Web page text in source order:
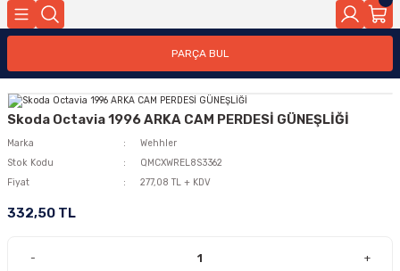
PARÇA BUL
Skoda Octavia 1996 ARKA CAM PERDESİ GÜNEŞLİĞİ
Marka
Wehhler
Stok Kodu
QMCXWREL8S3362
Fiyat
277,08 TL + KDV
332,50 TL
- +